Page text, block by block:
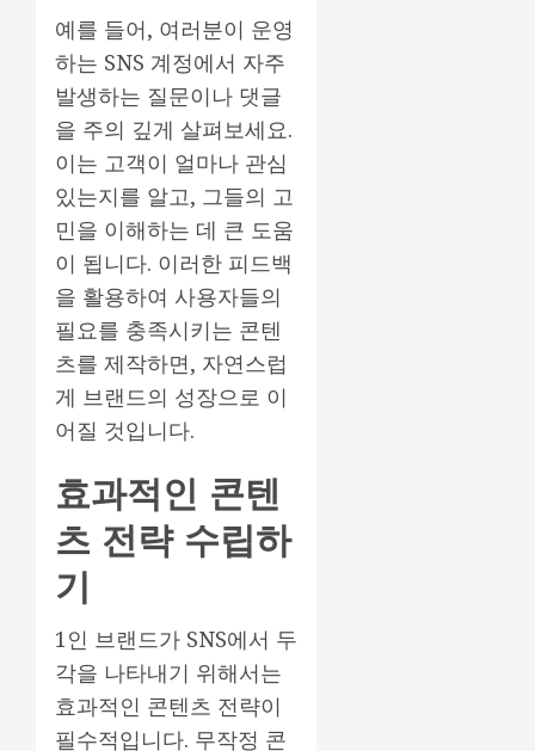
예를 들어, 여러분이 운영
하는 SNS 계정에서 자주
발생하는 질문이나 댓글
을 주의 깊게 살펴보세요.
이는 고객이 얼마나 관심
있는지를 알고, 그들의 고
민을 이해하는 데 큰 도움
이 됩니다. 이러한 피드백
을 활용하여 사용자들의
필요를 충족시키는 콘텐
츠를 제작하면, 자연스럽
게 브랜드의 성장으로 이
어질 것입니다.
효과적인 콘텐
츠 전략 수립하
기
1인 브랜드가 SNS에서 두
각을 나타내기 위해서는
효과적인 콘텐츠 전략이
필수적입니다. 무작정 콘